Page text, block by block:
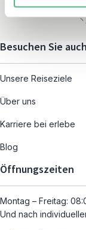
Besuchen Sie auch
Unsere Reiseziele
Über uns
Karriere bei erlebe
Blog
Öffnungszeiten
Montag – Freitag:
Und nach